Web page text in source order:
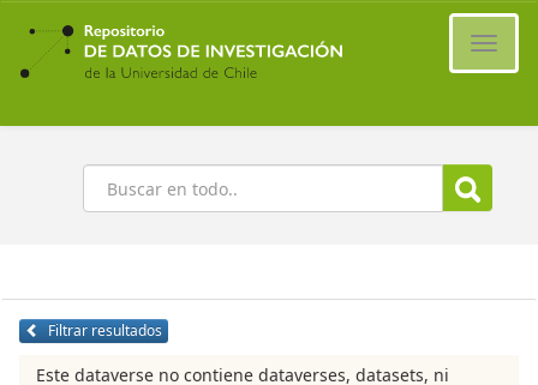
Ir
contenido
principal
Buscar
Filtrar resultados
Este dataverse no contiene dataverses, datasets, ni